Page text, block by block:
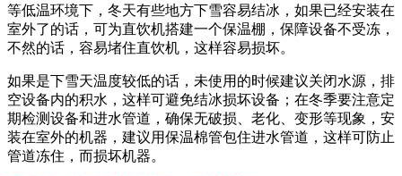
等低温环境下，冬天有些地方下雪容易结冰，如果已经安装在
室外了的话，可为直饮机搭建一个保温棚，保障设备不受冻，
不然的话，容易堵住直饮机，这样容易损坏。
如果是下雪天温度较低的话，未使用的时候建议关闭水源，排
空设备内的积水，这样可避免结冰损坏设备；在冬季要注意定
期检测设备和进水管道，确保无破损、老化、变形等现象，安
装在室外的机器，建议用保温棉管包住进水管道，这样可防止
管道冻住，而损坏机器。